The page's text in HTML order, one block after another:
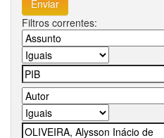
Filtros correntes: